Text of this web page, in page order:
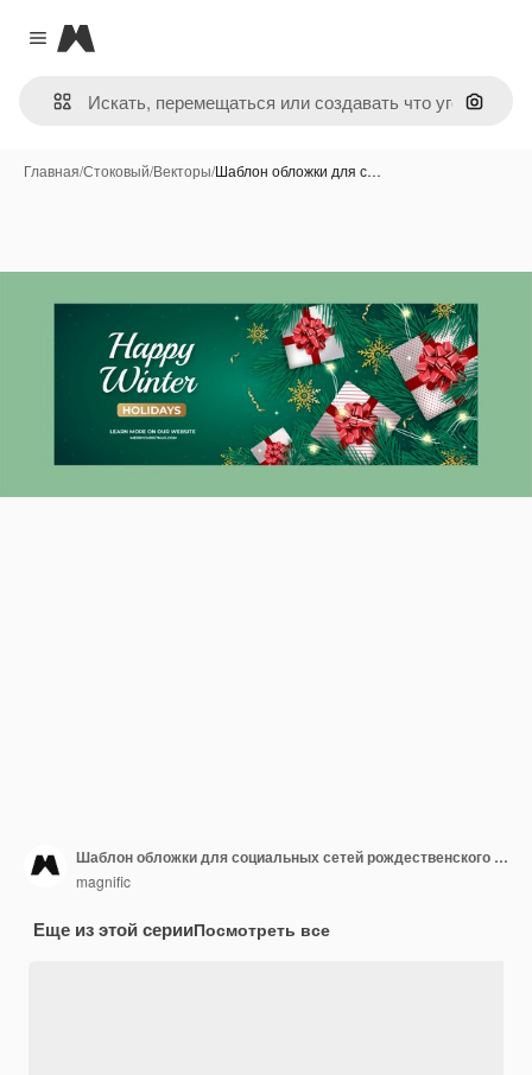
Close menu
Magnific
Поиск
Главная/Стоковый/Векторы/Шаблон обложки для с…
Шаблон обложки для социальных сетей рождественского сезона
magnific
Еще из этой серииПосмотреть все